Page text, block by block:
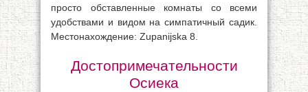
просто обставленные комнаты со всеми
удобствами и видом на симпатичный садик.
Местонахождение: Zupanijska 8.
Достопримечательности
Осиека